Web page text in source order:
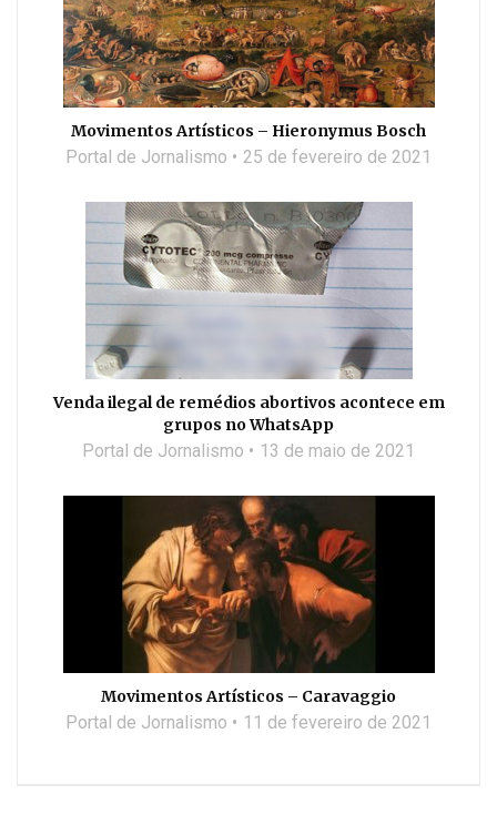
Movimentos Artísticos – Hieronymus Bosch
Portal de Jornalismo 25 de fevereiro de 2021
Venda ilegal de remédios abortivos acontece em
grupos no WhatsApp
Portal de Jornalismo 13 de maio de 2021
Movimentos Artísticos – Caravaggio
Portal de Jornalismo 11 de fevereiro de 2021